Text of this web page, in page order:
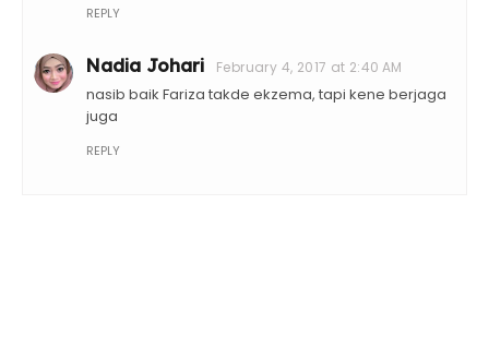
REPLY
Nadia Johari February 4, 2017 at 2:40 AM
nasib baik Fariza takde ekzema, tapi kene berjaga
juga
REPLY